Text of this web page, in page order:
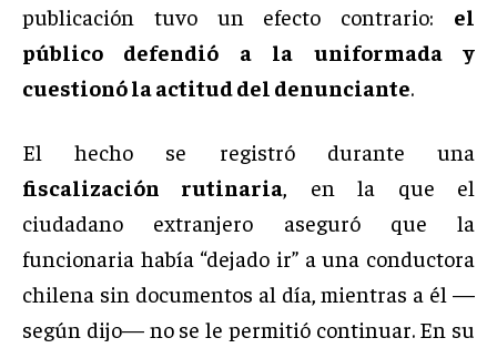
publicación tuvo un efecto contrario: el
público defendió a la uniformada y
cuestionó la actitud del denunciante.
El hecho se registró durante una
fiscalización rutinaria , en la que el
ciudadano extranjero aseguró que la
funcionaria había “dejado ir” a una conductora
chilena sin documentos al día, mientras a él —
según dijo— no se le permitió continuar. En su